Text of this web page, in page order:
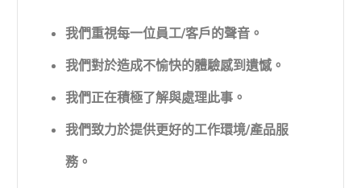
我們重視每一位員工/客戶的聲音。
我們對於造成不愉快的體驗感到遺憾。
我們正在積極了解與處理此事。
我們致力於提供更好的工作環境/產品服
務。